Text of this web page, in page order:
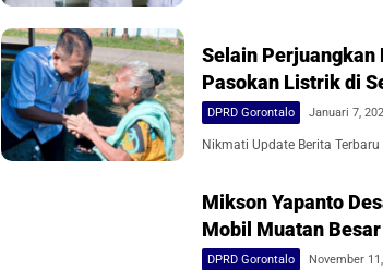
Selain
Pasokan Listrik di
DPRD Gorontalo Januari 7,
Nikmati Update Berita
Mikson Yapanto
Mobil Muatan
DPRD Gorontalo November